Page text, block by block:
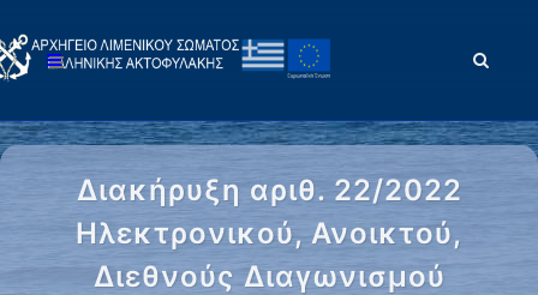
Διακήρυξη αριθ. 22/2022
Ηλεκτρονικού, Ανοικτού,
Διεθνούς Διαγωνισμού